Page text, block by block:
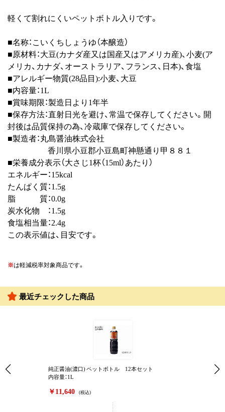
軽くて割れにくいペットボトル入りです。
■名称：こいくちしょうゆ（本醸造）
■原材料：大豆(カナダ産又は国産又はアメリカ産)、小麦(ア
メリカ、カナダ、オーストラリア、フランス、日本)、食塩
■アレルギー物質(28品目):小麦、大豆
■内容量：1L
■賞味期限：製造日より1年半
■保存方法：直射日光を避け、常温で保存してください。開
封後は品質保持の為、冷蔵庫で保存してください。
■製造者：丸島醤油株式会社
香川県小豆郡小豆島町神懸通り甲８８１
■栄養成分表示（大さじ1杯（15ml）あたり）
エネルギー：15kcal
たんぱく質：1.5g
脂 質：0.0g
炭水化物 ：1.5g
食塩相当量：2.4g
この表示値は、目安です。
※は軽減税率対象商品です。
最近チェックした商品
純正醤油(濃口) ペットボトル 12本セット
内容量：1L
￥11,640 (税込)